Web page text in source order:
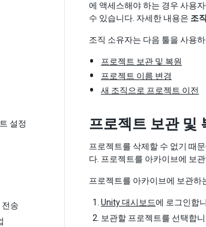
설정
전송
에 액세스해야 하는 경우 사용
수 있습니다. 자세한 내용은 조
조직 소유자는 다음 툴을 사용
프로젝트 보관 및 복원
프로젝트 이름 변경
새 조직으로 프로젝트 이전
프로젝트 보관 및
프로젝트를 삭제할 수 없기 때
다. 프로젝트를 아카이브에 보
프로젝트를 아카이브에 보관하
Unity 대시보드에 로그인합
보관할 프로젝트를 선택합니